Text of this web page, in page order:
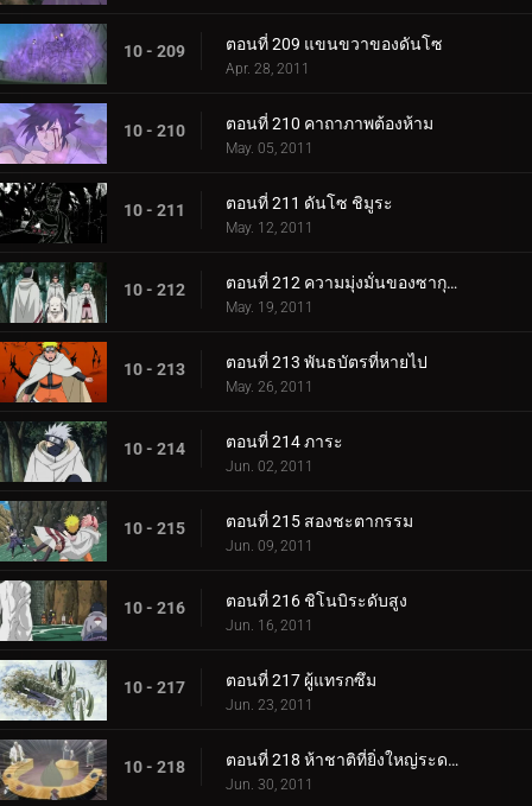
10 - 209 ตอนที่ 209 แขนขวาของดันโซ
Apr. 28, 2011
10 - 210 ตอนที่ 210 คาถาภาพต้องห้าม
May. 05, 2011
10 - 211 ตอนที่ 211 ดันโซ ชิมูระ
May. 12, 2011
10 - 212 ตอนที่ 212 ความมุ่งมั่นของซากุระ
May. 19, 2011
10 - 213 ตอนที่ 213 พันธบัตรที่หายไป
May. 26, 2011
10 - 214 ตอนที่ 214 ภาระ
Jun. 02, 2011
10 - 215 ตอนที่ 215 สองชะตากรรม
Jun. 09, 2011
10 - 216 ตอนที่ 216 ชิโนบิระดับสูง
Jun. 16, 2011
10 - 217 ตอนที่ 217 ผู้แทรกซึม
Jun. 23, 2011
10 - 218 ตอนที่ 218 ห้าชาติที่ยิ่งใหญ่ระดมพล
Jun. 30, 2011